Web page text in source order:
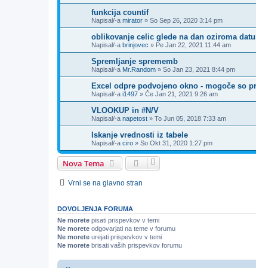
funkcija countif
Napisal/-a mirator » So Sep 26, 2020 3:14 pm
oblikovanje celic glede na dan oziroma
Napisal/-a brinjovec » Pe Jan 22, 2021 11:44 am
Spremljanje sprememb
Napisal/-a Mr.Random » So Jan 23, 2021 8:44 pm
Excel odpre podvojeno okno - mogoče so
Napisal/-a i1497 » Če Jan 21, 2021 9:26 am
VLOOKUP in #N/V
Napisal/-a napetost » To Jun 05, 2018 7:33 am
Iskanje vrednosti iz tabele
Napisal/-a ciro » So Okt 31, 2020 1:27 pm
Nova Tema
Vrni se na glavno stran
DOVOLJENJA FORUMA
Ne morete pisati prispevkov v temi
Ne morete odgovarjati na teme v forumu
Ne morete urejati prispevkov v temi
Ne morete brisati vaših prispevkov forumu